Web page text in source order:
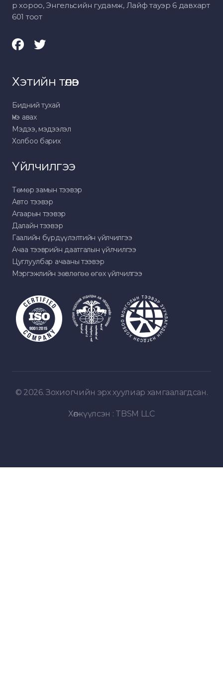
р хороо, Энгельсийн гудамж, Лайф тауэр 6 давхарт
601 тоот
Хэтийн төлөв
Бидний тухай
Үнэ авах
Мэдээ, мэдээлэл
Холбоо барих
Үйлчилгээ
Төмөр замын тээвэр
Авто тээвэр
Агаарын тээвэр
Далайн тээвэр
Гаалийн бүрдүүлэлтийн үйлчилгээ
Ачаа тээврийн даатгалын үйлчилгээ
Цуглуулбар ачааны тээвэр
Мэргэжлийн зөвлөгөө өгөх үйлчилгээ
© 2026. Зохиогчийн эрх хуулиар хамгаалагдсан.
Хөгжүүлсэн : TBSM LLC